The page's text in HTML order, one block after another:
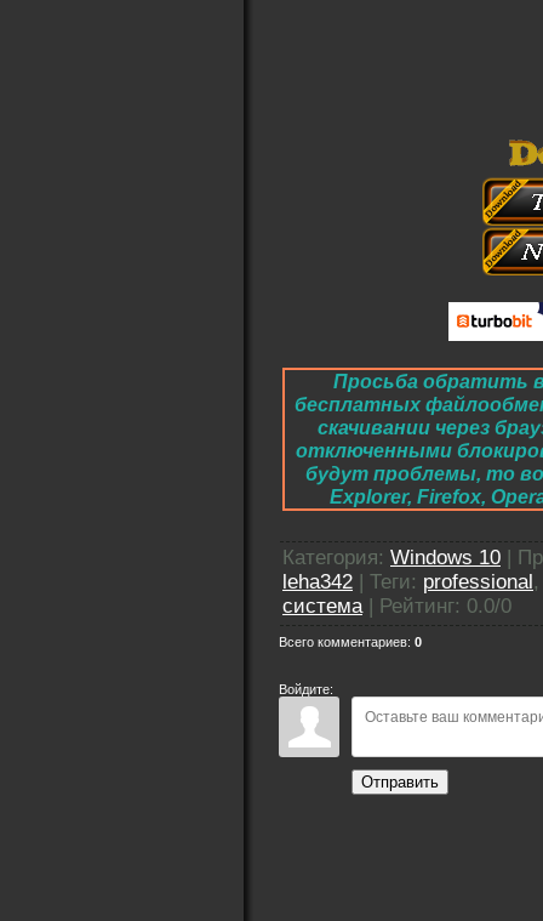
Просьба обратить
бесплатных
скачивании через
отключенными
будут проблемы, то
Explorer, Firefox,
Категория: Windows 10
leha342
Теги: professional
система
Рейтинг: 0.0/0
Всего комментариев: 0
Войдите:
Отправить